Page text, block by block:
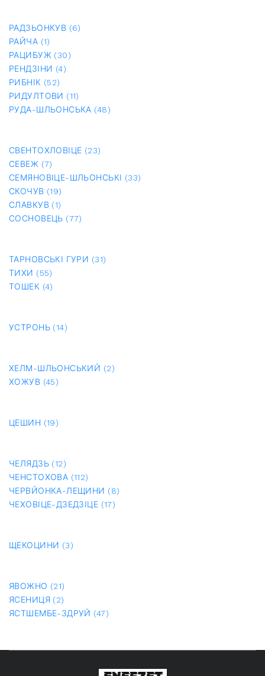
РАДЗЬОНКУВ (6)
РАЙЧА (1)
РАЦИБУЖ (30)
РЕНДЗІНИ (4)
РИБНІК (52)
РИДУЛТОВИ (11)
РУДА-ШЛЬОНСЬКА (48)
СВЕНТОХЛОВІЦЕ (23)
СЕВЕЖ (7)
СЕМЯНОВІЦЕ-ШЛЬОНСЬКІ (33)
СКОЧУВ (19)
СЛАВКУВ (1)
СОСНОВЕЦЬ (77)
ТАРНОВСЬКІ ГУРИ (31)
ТИХИ (55)
ТОШЕК (4)
УСТРОНЬ (14)
ХЕЛМ-ШЛЬОНСЬКИЙ (2)
ХОЖУВ (45)
ЦЕШИН (19)
ЧЕЛЯДЗЬ (12)
ЧЕНСТОХОВА (112)
ЧЕРВЙОНКА-ЛЕЩИНИ (8)
ЧЕХОВІЦЕ-ДЗЕДЗІЦЕ (17)
ЩЕКОЦИНИ (3)
ЯВОЖНО (21)
ЯСЕНИЦЯ (2)
ЯСТШЕМБЕ-ЗДРУЙ (47)